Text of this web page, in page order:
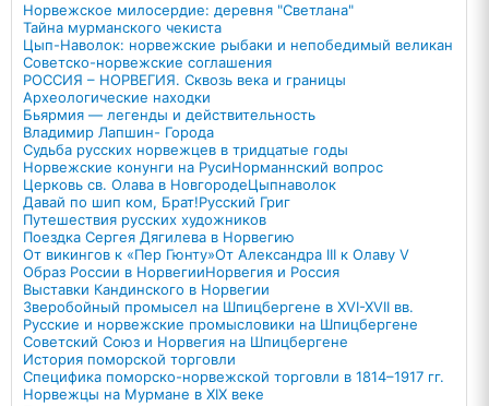
Норвежское милосердие: деревня "Светлана"
Тайна мурманского чекиста
Цып-Наволок: норвежские рыбаки и непобедимый великан
Советско-норвежские соглашения
РОССИЯ – НОРВЕГИЯ. Сквозь века и границы
Археологические находки
Бьярмия — легенды и действительность
Владимир Лапшин- Города
Судьба русских норвежцев в тридцатые годы
Норвежские конунги на РусиНорманнский вопрос
Церковь св. Олава в НовгородеЦыпнаволок
Давай по шип ком, Брат!Русский Григ
Путешествия русских художников
Поездка Сергея Дягилева в Норвегию
От викингов к «Пер Гюнту»От Александра III к Олаву V
Образ России в НорвегииНорвегия и Россия
Выставки Кандинского в Норвегии
Зверобойный промысел на Шпицбергене в XVI-XVII вв.
Русские и норвежские промысловики на Шпицбергене
Советский Союз и Норвегия на Шпицбергене
История поморской торговли
Специфика поморско-норвежской торговли в 1814–1917 гг.
Норвежцы на Мурмане в XIX веке